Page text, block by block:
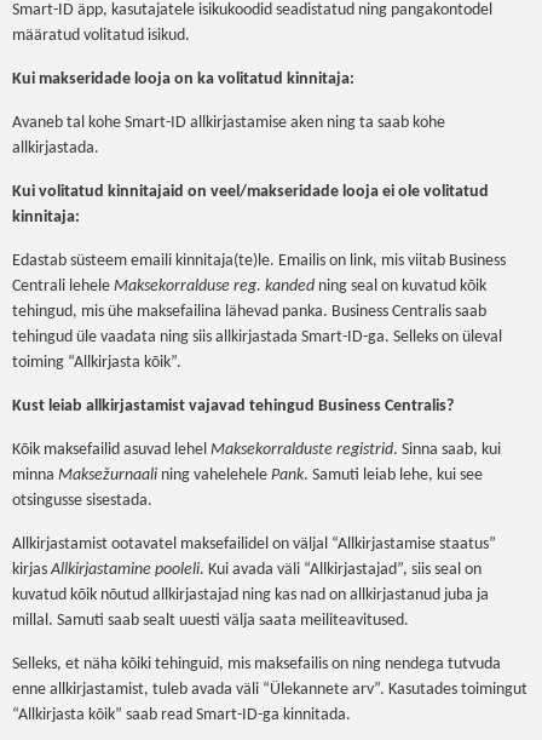
Smart-ID äpp, kasutajatele isikukoodid seadistatud ning pangakontodel
määratud volitatud isikud.
Kui makseridade looja on ka volitatud kinnitaja:
Avaneb tal kohe Smart-ID allkirjastamise aken ning ta saab kohe
allkirjastada.
Kui volitatud kinnitajaid on veel/makseridade looja ei ole volitatud
kinnitaja:
Edastab süsteem emaili kinnitaja(te)le. Emailis on link, mis viitab Business
Centrali lehele Maksekorralduse reg. kanded ning seal on kuvatud kõik
tehingud, mis ühe maksefailina lähevad panka. Business Centralis saab
tehingud üle vaadata ning siis allkirjastada Smart-ID-ga. Selleks on üleval
toiming “Allkirjasta kõik”.
Kust leiab allkirjastamist vajavad tehingud Business Centralis?
Kõik maksefailid asuvad lehel Maksekorralduste registrid. Sinna saab, kui
minna Maksežurnaali ning vahelehele Pank. Samuti leiab lehe, kui see
otsingusse sisestada.
Allkirjastamist ootavatel maksefailidel on väljal “Allkirjastamise staatus”
kirjasAllkirjastamine pooleli. Kui avada väli “Allkirjastajad”, siis seal on
kuvatud kõik nõutud allkirjastajad ning kas nad on allkirjastanud juba ja
millal. Samuti saab sealt uuesti välja saata meiliteavitused.
Selleks, et näha kõiki tehinguid, mis maksefailis on ning nendega tutvuda
enne allkirjastamist, tuleb avada väli “Ülekannete arv”. Kasutades toimingut
“Allkirjasta kõik” saab read Smart-ID-ga kinnitada.